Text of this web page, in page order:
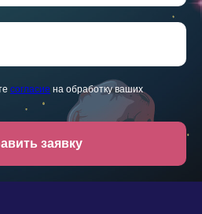
согласие на обработку ваших
заявку